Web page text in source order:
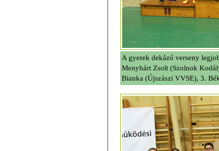
A gyerek dekázó verseny
Menyhárt Zsolt (Szolnok
Bianka (Újszászi VVSE), 3.